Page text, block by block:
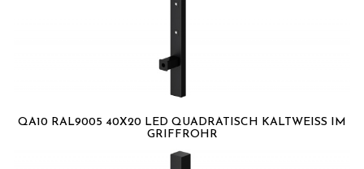
QA10 RAL9005 40X20 LED QUADRATISCH KALTWEISS IM G
RIFFROHR